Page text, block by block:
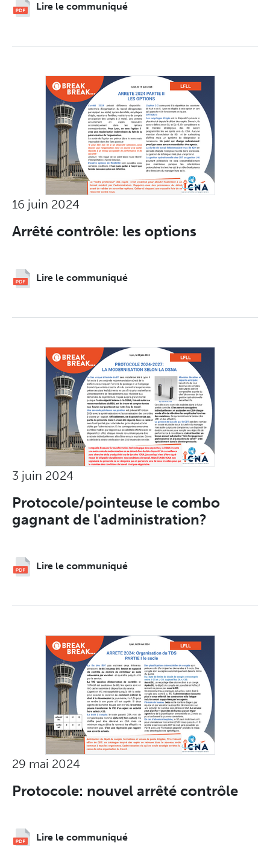
Lire le communiqué
16 juin 2024
Arrêté contrôle: les options
Lire le communiqué
3 juin 2024
Protocole/pointeuse le combo
gagnant de l'administration?
Lire le communiqué
29 mai 2024
Protocole: nouvel arrêté contrôle
Lire le communiqué